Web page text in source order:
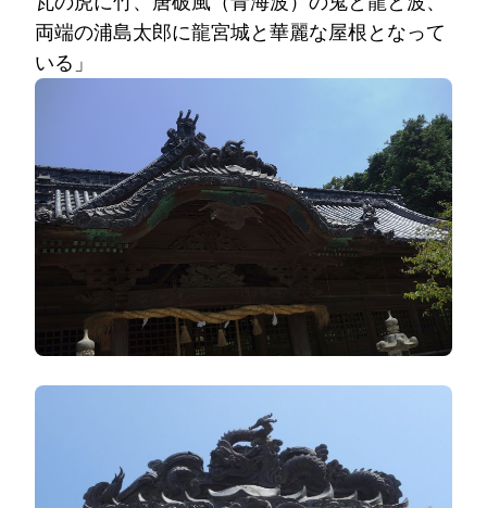
両端の浦島太郎に龍宮城と華麗な屋根となって
いる」